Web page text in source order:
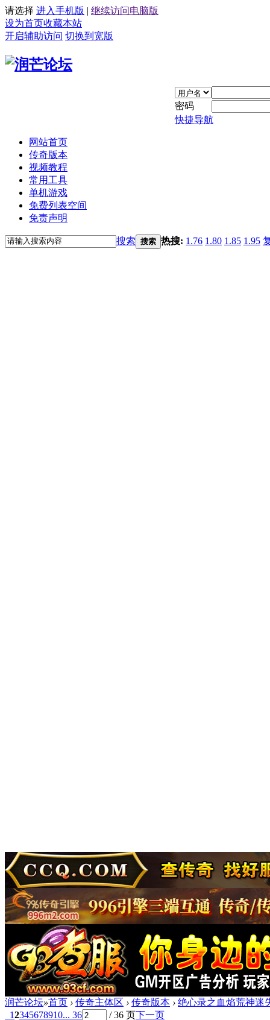
请选择 进入手机版 | 继续访问电脑版
设为首页收藏本站
开启辅助访问 切换到宽版
密码
快捷导航
网站首页
传奇版本
视频教程
常用工具
单机游戏
免费列表空间
免责声明
搜索 搜索 热搜: 1.76 1.80 1.85 1.95
润芒论坛»首页 › 传奇主体区 › 传奇版本 › 绝心录之血焰荒神迷
12345678910... 36 / 36 页下一页